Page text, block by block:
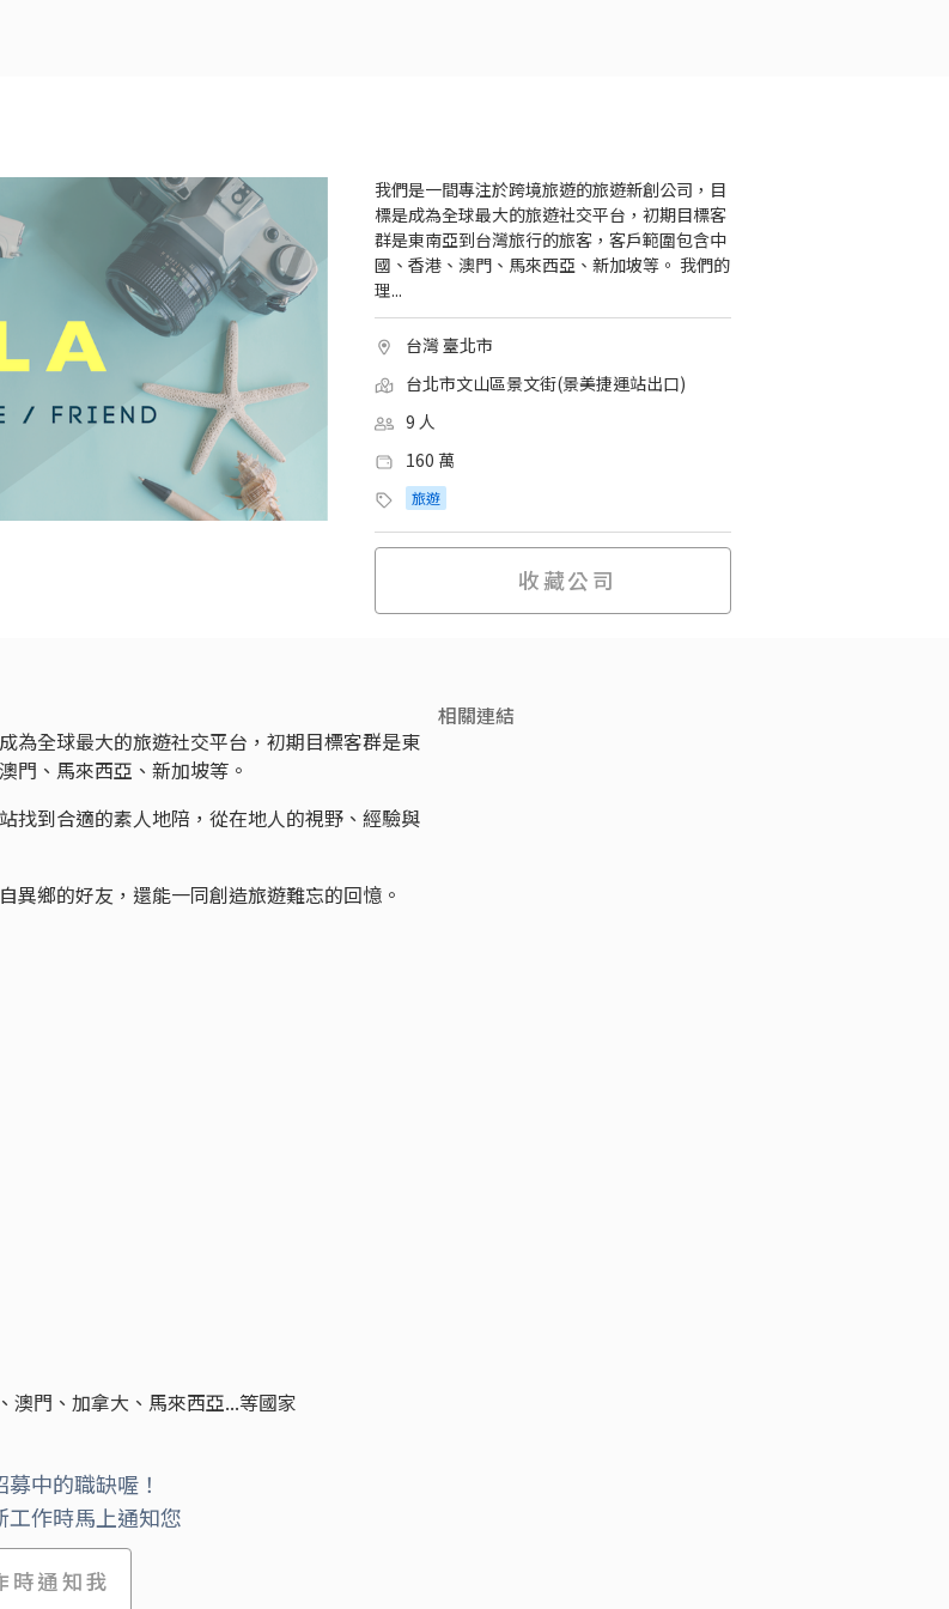
我們是一間專注於跨境旅遊的旅遊新創公司，目
標是成為全球最大的旅遊社交平台，初期目標客
群是東南亞到台灣旅行的旅客，客戶範圍包含中
國、香港、澳門、馬來西亞、新加坡等。 我們的
理...
台灣 臺北市
台北市文山區景文街(景美捷運站出口)
9 人
160 萬
旅遊
收藏公司
為全球最大的旅遊社交平台，初期目標客群是東
門、馬來西亞、新加坡等。
找到合適的素人地陪，從在地人的視野、經驗與
異鄉的好友，還能一同創造旅遊難忘的回憶。
澳門、加拿大、馬來西亞...等國家
中的職缺喔！
作時馬上通知您
時通知我
相關連結